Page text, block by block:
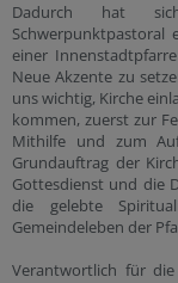
Dadurch hat
Schwerpunktpastoral
einer
Neue Akzente zu
uns wichtig, Kirche
kommen, zuerst zur
Mithilfe und zum
Grundauftrag der
Gottesdienst und die
die gelebte
Gemeindeleben der
Verantwortlich für